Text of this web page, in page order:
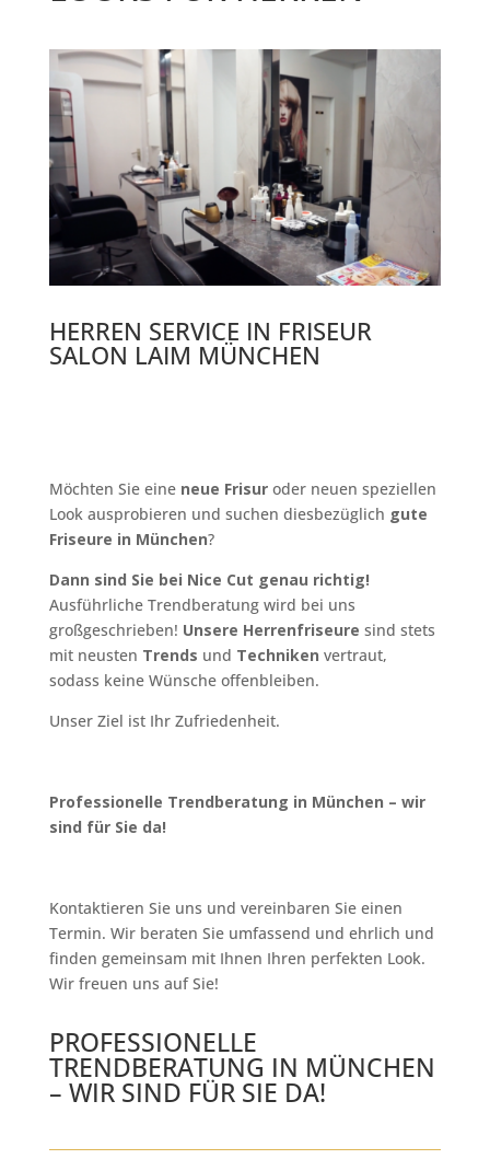
HERREN SERVICE IN FRISEUR
SALON LAIM MÜNCHEN
Möchten Sie eine neue Frisuroder neuen speziellen
Look ausprobieren und suchen diesbezüglich gute
Friseure in München?
Dann sind Sie bei Nice Cut genau richtig!
Ausführliche Trendberatung wird bei uns
großgeschrieben! Unsere Herrenfriseure sind stets
mit neusten Trends und Techniken vertraut,
sodass keine Wünsche offenbleiben.
Unser Ziel ist Ihr Zufriedenheit.
Professionelle Trendberatung in München – wir
sind für Sie da!
Kontaktieren Sie uns und vereinbaren Sie einen
Termin. Wir beraten Sie umfassend und ehrlich und
finden gemeinsam mit Ihnen Ihren perfekten Look.
Wir freuen uns auf Sie!
PROFESSIONELLE
TRENDBERATUNG IN MÜNCHEN
– WIR SIND FÜR SIE DA!